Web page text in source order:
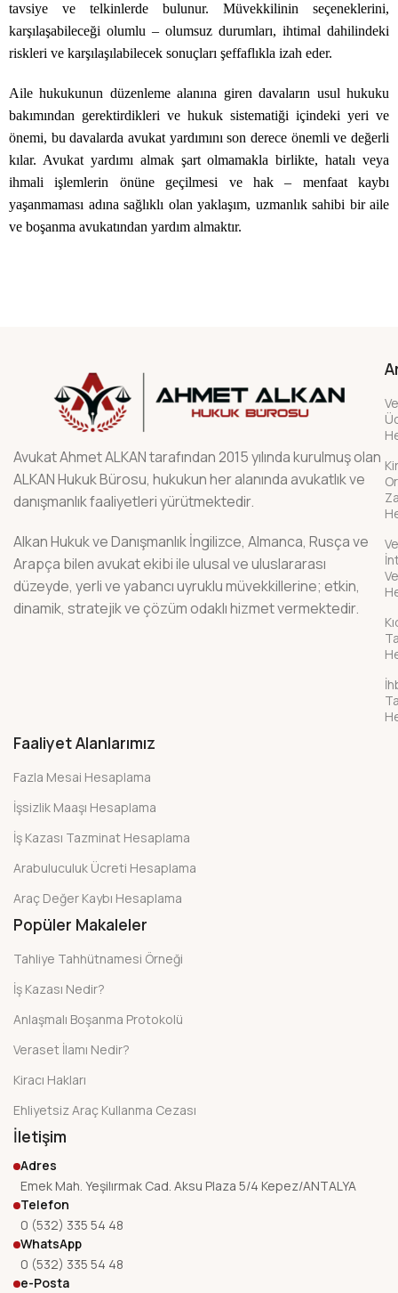
tavsiye ve telkinlerde bulunur. Müvekkilinin seçeneklerini,
karşılaşabileceği olumlu – olumsuz durumları, ihtimal dahilindeki
riskleri ve karşılaşılabilecek sonuçları şeffaflıkla izah eder.
Aile hukukunun düzenleme alanına giren davaların usul hukuku
bakımından gerektirdikleri ve hukuk sistematiği içindeki yeri ve
önemi, bu davalarda avukat yardımını son derece önemli ve değerli
kılar. Avukat yardımı almak şart olmamakla birlikte, hatalı veya
ihmali işlemlerin önüne geçilmesi ve hak – menfaat kaybı
yaşanmaması adına sağlıklı olan yaklaşım, uzmanlık sahibi bir aile
ve boşanma avukatından yardım almaktır.
Avukat Ahmet ALKAN tarafından 2015 yılında kurulmuş olan
ALKAN Hukuk Bürosu, hukukun her alanında avukatlık ve
danışmanlık faaliyetleri yürütmektedir.
Alkan Hukuk ve Danışmanlık İngilizce, Almanca, Rusça ve
Arapça bilen avukat ekibi ile ulusal ve uluslararası
düzeyde, yerli ve yabancı uyruklu müvekkillerine; etkin,
dinamik, stratejik ve çözüm odaklı hizmet vermektedir.
Faaliyet Alanlarımız
Fazla Mesai Hesaplama
İşsizlik Maaşı Hesaplama
İş Kazası Tazminat Hesaplama
Arabuluculuk Ücreti Hesaplama
Araç Değer Kaybı Hesaplama
Popüler Makaleler
Tahliye Tahhütnamesi Örneği
İş Kazası Nedir?
Anlaşmalı Boşanma Protokolü
Veraset İlamı Nedir?
Kiracı Hakları
Ehliyetsiz Araç Kullanma Cezası
İletişim
Adres
Emek Mah. Yeşilırmak Cad. Aksu Plaza 5/4 Kepez/ANTALYA
Telefon
0 (532) 335 54 48
WhatsApp
0 (532) 335 54 48
e-Posta